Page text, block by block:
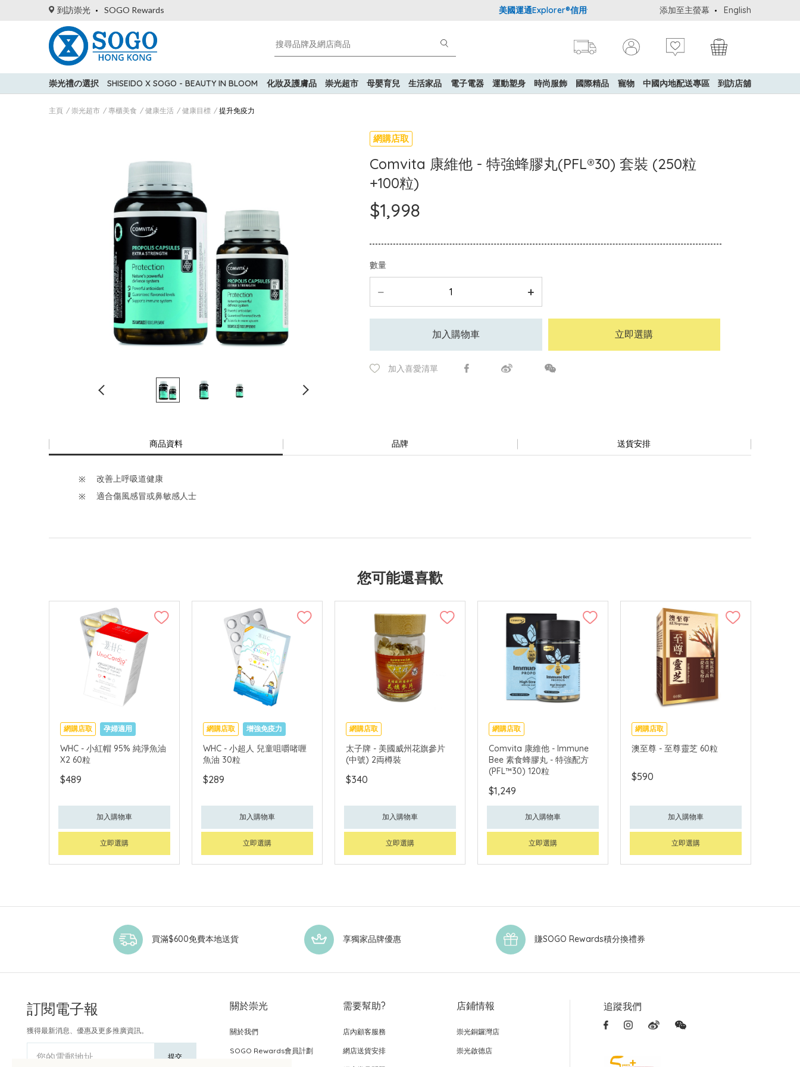
到訪崇光 SOGO Rewards 美國運通Explorer®信用卡會員購物禮遇：高達5%簽賬回贈！ 購買一般貨品(冷凍
添加至主螢幕 English
崇光禮の選択 SHISEIDO X SOGO - BEAUTY IN BLOOM 化妝及護膚品 崇光超市 母嬰育兒 生活家品 電子電器 運動塑身 時尚服飾 國際精品 寵物 中國內地配送專區 到訪店舖
主頁 崇光超市 專櫃美食 健康生活 健康目標 提升免疫力
網購店取
Comvita 康維他 - 特強蜂膠丸(PFL®30) 套裝 (250粒
+100粒)
$1,998
數量
加入購物車 立即選購
加入喜愛清單
商品資料 品牌 送貨安排
改善上呼吸道健康
適合傷風感冒或鼻敏感人士
您可能還喜歡
網購店取 孕婦適用
WHC - 小紅帽 95% 純淨魚油
X2 60粒
$489
加入購物車
立即選購
網購店取
增強免疫力
促進眼腦發育
WHC - 小超人 兒童咀嚼啫喱
魚油 30粒
$289
加入購物車
立即選購
網購店取
太子牌 - 美國威州花旗參片
(中號) 2両樽裝
$340
加入購物車
立即選購
網購店取
Comvita 康維他 - Immune
Bee 素食蜂膠丸 - 特強配方
(PFL™30) 120粒
$1,249
加入購物車
立即選購
網購店取
澳至尊 - 至尊靈芝 60粒
$590
加入購物車
立即選購
買滿$600免費本地送貨 享獨家品牌優惠 賺SOGO Rewards積分換禮券
訂閱電子報
獲得最新消息、優惠及更多推廣資訊。
您的電郵地址 提交
關於崇光
關於我們
SOGO Rewards會員計劃
需要幫助?
店內顧客服務
網店送貨安排
店鋪情報
崇光銅鑼灣店
崇光啟德店
追蹤我們